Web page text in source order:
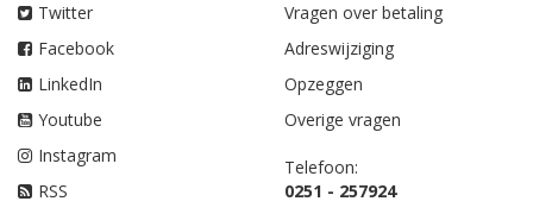
Twitter
Facebook
LinkedIn
Youtube
Instagram
RSS
Vragen over betaling
Adreswijziging
Opzeggen
Overige vragen
Telefoon:
0251 - 257924